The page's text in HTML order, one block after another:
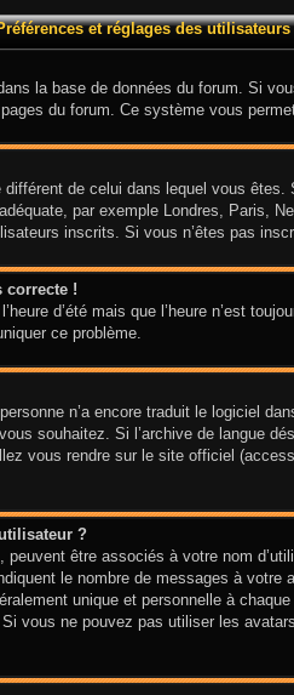
et réglages des utilisateurs
la base de données du forum. Si
du forum. Ce système vous
différent de celui dans lequel vous
par exemple Londres, Paris,
inscrits. Si vous n’êtes pas
correcte !
d’été mais que l’heure n’est
ce problème.
n’a encore traduit le logiciel
souhaitez. Si l’archive de langue
vous rendre sur le site officiel
?
être associés à votre nom
le nombre de messages à
unique et personnelle à
vous ne pouvez pas utiliser les